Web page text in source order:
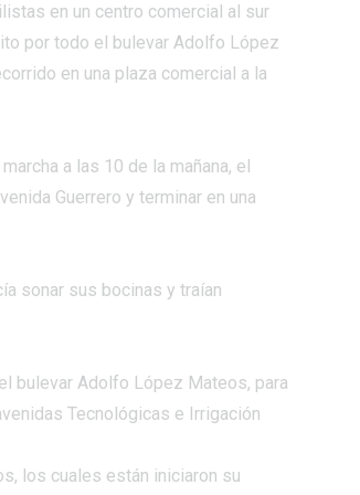
en un centro comercial al sur
por todo el bulevar Adolfo López
en una plaza comercial a la
a las 10 de la mañana, el
Guerrero y terminar en una
sonar sus bocinas y traían
bulevar Adolfo López Mateos, para
Tecnológicas e Irrigación
los cuales están iniciaron su